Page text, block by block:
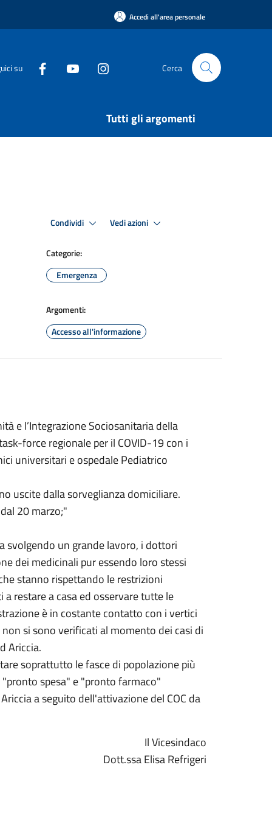
Accedi all'area personale
su Cerca
Tutti gli argomenti
Condividi Vedi azioni
Categorie:
Emergenza
Argomenti:
Accesso all'informazione
e l’Integrazione Sociosanitaria della
force regionale per il COVID-19 con i
universitari e ospedale Pediatrico
uscite dalla sorveglianza domiciliare.
20 marzo;"
svolgendo un grande lavoro, i dottori
dei medicinali pur essendo loro stessi
stanno rispettando le restrizioni
restare a casa ed osservare tutte le
è in costante contatto con i vertici
si sono verificati al momento dei casi di
Ariccia.
soprattutto le fasce di popolazione più
spesa" e "pronto farmaco"
a seguito dell'attivazione del COC da
Il Vicesindaco
Dott.ssa Elisa Refrigeri